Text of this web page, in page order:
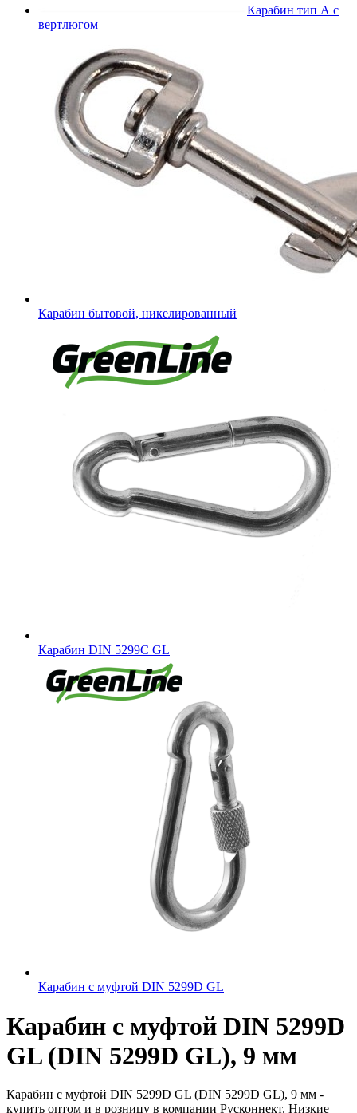
Карабин тип А с
вертлюгом
Карабин бытовой, никелированный
Карабин DIN 5299C GL
Карабин с муфтой DIN 5299D GL
Карабин с муфтой DIN 5299D
GL (DIN 5299D GL), 9 мм
Карабин с муфтой DIN 5299D GL (DIN 5299D GL), 9 мм -
купить оптом и в розницу в компании Русконнект. Низкие